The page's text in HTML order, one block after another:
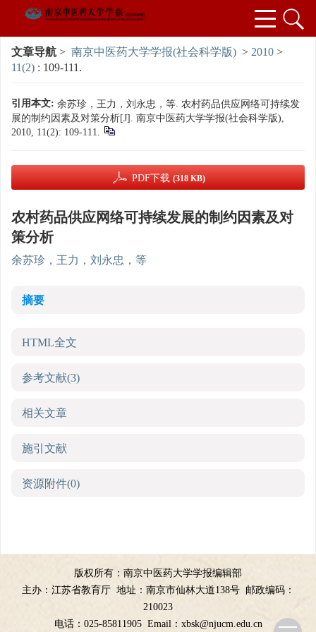
文章导航 > 南京中医药大学学报(社会科学版) > 2010 >
11(2) : 109-111.
引用本文: 余苏珍，王力，刘永忠，等. 农村药品供应网络可持续发
展的制约因素及对策分析[J]. 南京中医药大学学报(社会科学版),
2010, 11(2): 109-111.
PDF下载 (318 KB)
农村药品供应网络可持续发展的制约因素及对
策分析
余苏珍，王力，刘永忠，等
摘要
HTML全文
参考文献(3)
相关文章
施引文献
资源附件(0)
版权所有：南京中医药大学学报编辑部
主办：江苏省教育厅 地址：南京市仙林大道138号
邮政编码：
210023
电话：025-85811905 Email： xbsk@njucm.edu.cn